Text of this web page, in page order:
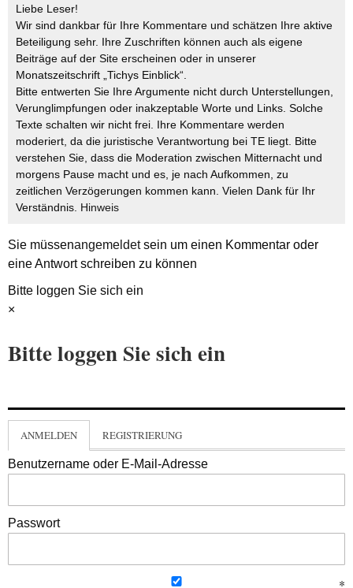
Liebe Leser!
Wir sind dankbar für Ihre Kommentare und schätzen Ihre aktive
Beteiligung sehr. Ihre Zuschriften können auch als eigene
Beiträge auf der Site erscheinen oder in unserer
Monatszeitschrift „Tichys Einblick“.
Bitte entwerten Sie Ihre Argumente nicht durch Unterstellungen,
Verunglimpfungen oder inakzeptable Worte und Links. Solche
Texte schalten wir nicht frei. Ihre Kommentare werden
moderiert, da die juristische Verantwortung bei TE liegt. Bitte
verstehen Sie, dass die Moderation zwischen Mitternacht und
morgens Pause macht und es, je nach Aufkommen, zu
zeitlichen Verzögerungen kommen kann. Vielen Dank für Ihr
Verständnis. Hinweis
Sie müssenangemeldetsein um einen Kommentar oder
eine Antwort schreiben zu können
Bitte loggen Sie sich ein
×
Bitte loggen Sie sich ein
ANMELDEN REGISTRIERUNG
Benutzername oder E-Mail-Adresse
Passwort